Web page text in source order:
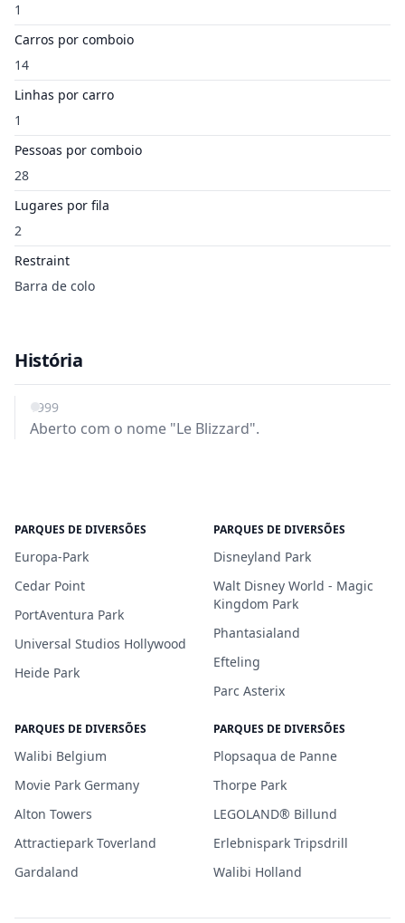
1
Carros por comboio
14
Linhas por carro
1
Pessoas por comboio
28
Lugares por fila
2
Restraint
Barra de colo
História
1999
Aberto com o nome "Le Blizzard".
PARQUES DE DIVERSÕES
Europa-Park
Cedar Point
PortAventura Park
Universal Studios Hollywood
Heide Park
PARQUES DE DIVERSÕES
Disneyland Park
Walt Disney World - Magic
Kingdom Park
Phantasialand
Efteling
Parc Asterix
PARQUES DE DIVERSÕES
Walibi Belgium
Movie Park Germany
Alton Towers
Attractiepark Toverland
Gardaland
PARQUES DE DIVERSÕES
Plopsaqua de Panne
Thorpe Park
LEGOLAND® Billund
Erlebnispark Tripsdrill
Walibi Holland